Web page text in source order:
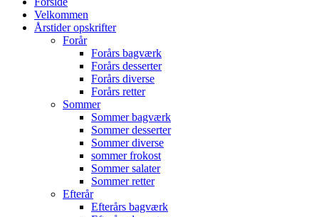
Menu
Velkommen
Årstider opskrifter
Forår
Forårs bagværk
Forårs desserter
Forårs diverse
Forårs retter
Sommer
Sommer bagværk
Sommer desserter
Sommer diverse
sommer frokost
Sommer salater
Sommer retter
Efterår
Efterårs bagværk